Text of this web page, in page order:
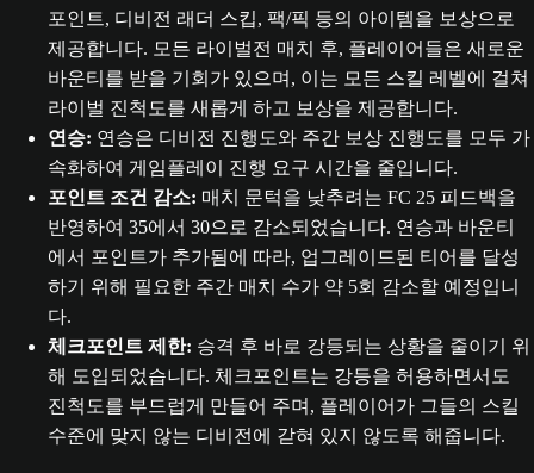
포인트, 디비전 래더 스킵, 팩/픽 등의 아이템을 보상으로
제공합니다. 모든 라이벌전 매치 후, 플레이어들은 새로운
바운티를 받을 기회가 있으며, 이는 모든 스킬 레벨에 걸쳐
라이벌 진척도를 새롭게 하고 보상을 제공합니다.
연승: 연승은 디비전 진행도와 주간 보상 진행도를 모두 가
속화하여 게임플레이 진행 요구 시간을 줄입니다.
포인트 조건 감소: 매치 문턱을 낮추려는 FC 25 피드백을
반영하여 35에서 30으로 감소되었습니다. 연승과 바운티
에서 포인트가 추가됨에 따라, 업그레이드된 티어를 달성
하기 위해 필요한 주간 매치 수가 약 5회 감소할 예정입니
다.
체크포인트 제한: 승격 후 바로 강등되는 상황을 줄이기 위
해 도입되었습니다. 체크포인트는 강등을 허용하면서도
진척도를 부드럽게 만들어 주며, 플레이어가 그들의 스킬
수준에 맞지 않는 디비전에 갇혀 있지 않도록 해줍니다.